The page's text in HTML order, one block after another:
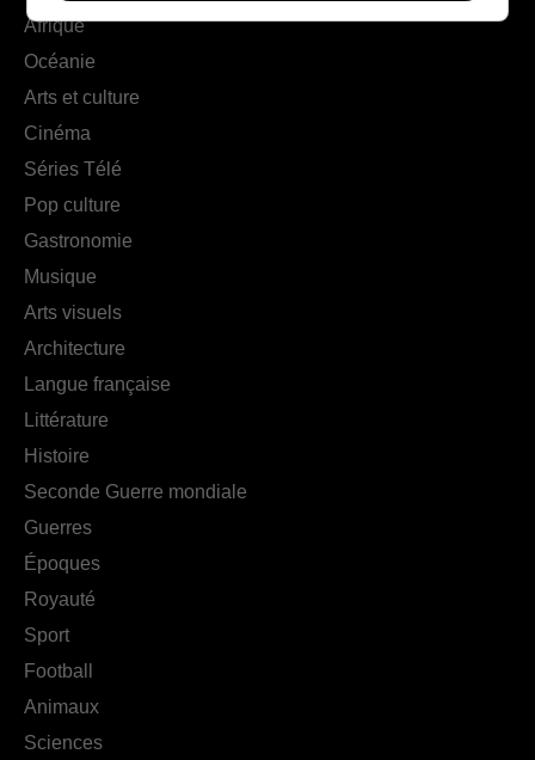
Afrique
Océanie
Arts et culture
Cinéma
Séries Télé
Pop culture
Gastronomie
Musique
Arts visuels
Architecture
Langue française
Littérature
Histoire
Seconde Guerre mondiale
Guerres
Époques
Royauté
Sport
Football
Animaux
Sciences